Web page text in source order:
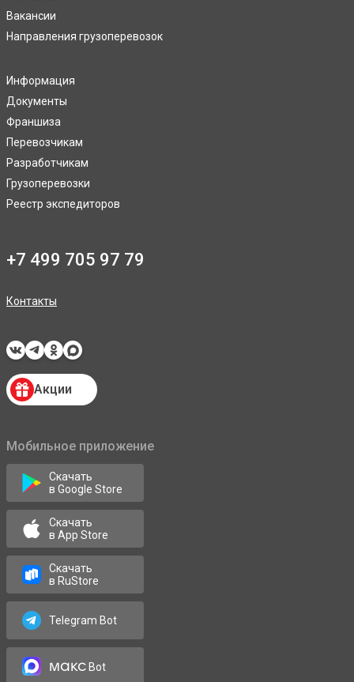
Вакансии
Направления грузоперевозок
Информация
Документы
Франшиза
Перевозчикам
Разработчикам
Грузоперевозки
Реестр экспедиторов
+7 499 705 97 79
Контакты
Акции
Мобильное приложение
Скачать
в Google Store
Скачать
в App Store
Скачать
в RuStore
Telegram Bot
максBot